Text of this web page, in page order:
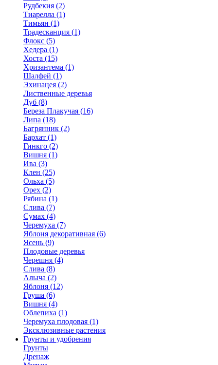
Рудбекия (2)
Тиарелла (1)
Тимьян (1)
Традесканция (1)
Флокс (5)
Хедера (1)
Хоста (15)
Хризантема (1)
Шалфей (1)
Эхинацея (2)
Лиственные деревья
Дуб (8)
Береза Плакучая (16)
Липа (18)
Багрянник (2)
Бархат (1)
Гинкго (2)
Вишня (1)
Ива (3)
Клен (25)
Ольха (5)
Орех (2)
Рябина (1)
Слива (7)
Сумах (4)
Черемуха (7)
Яблоня декоративная (6)
Ясень (9)
Плодовые деревья
Черешня (4)
Слива (8)
Алыча (2)
Яблоня (12)
Груша (6)
Вишня (4)
Облепиха (1)
Черемуха плодовая (1)
Эксклюзивные растения
Грунты и удобрения
Грунты
Дренаж